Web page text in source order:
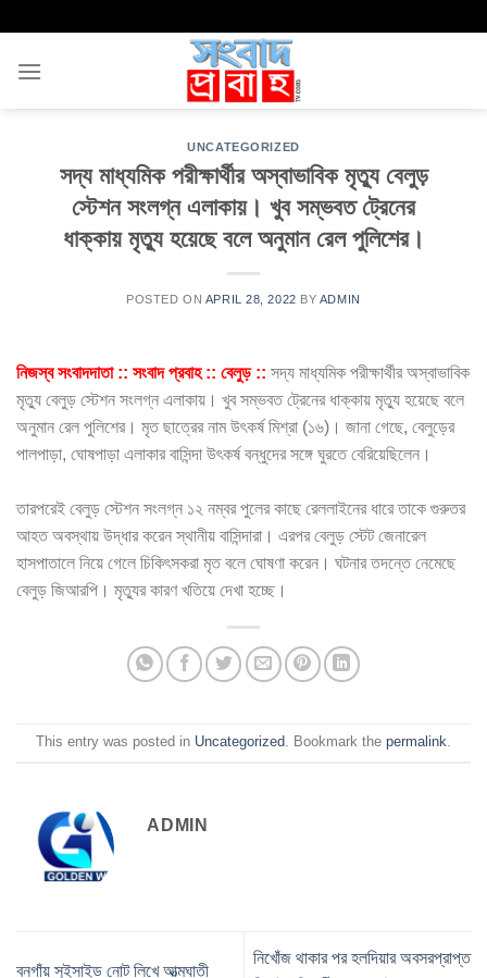
content
UNCATEGORIZED
সদ্য মাধ্যমিক পরীক্ষার্থীর অস্বাভাবিক মৃত্যু বেলুড়
স্টেশন সংলগ্ন এলাকায়। খুব সম্ভবত ট্রেনের
ধাক্কায় মৃত্যু হয়েছে বলে অনুমান রেল পুলিশের।
POSTED ON APRIL 28, 2022 BY ADMIN
নিজস্ব সংবাদদাতা :: সংবাদ প্রবাহ :: বেলুড় :: সদ্য মাধ্যমিক পরীক্ষার্থীর অস্বাভাবিক
মৃত্যু বেলুড় স্টেশন সংলগ্ন এলাকায়। খুব সম্ভবত ট্রেনের ধাক্কায় মৃত্যু হয়েছে বলে
অনুমান রেল পুলিশের। মৃত ছাত্রের নাম উৎকর্ষ মিশ্রা (১৬)। জানা গেছে, বেলুড়ের
পালপাড়া, ঘোষপাড়া এলাকার বাসিন্দা উৎকর্ষ বন্ধুদের সঙ্গে ঘুরতে বেরিয়েছিলেন।
তারপরেই বেলুড় স্টেশন সংলগ্ন ১২ নম্বর পুলের কাছে রেললাইনের ধারে তাকে গুরুতর
আহত অবস্থায় উদ্ধার করেন স্থানীয় বাসিন্দারা। এরপর বেলুড় স্টেট জেনারেল
হাসপাতালে নিয়ে গেলে চিকিৎসকরা মৃত বলে ঘোষণা করেন। ঘটনার তদন্তে নেমেছে
বেলুড় জিআরপি। মৃত্যুর কারণ খতিয়ে দেখা হচ্ছে।
This entry was posted in Uncategorized . Bookmark the permalink
ADMIN
বনগাঁয় সুইসাইড নোট লিখে আত্মঘাতী
নিখোঁজ থাকার পর হলদিয়ার অবসরপ্রাপ্ত